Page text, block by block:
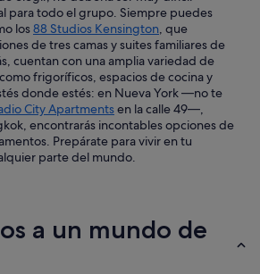
para todo el grupo. Siempre puedes
los88 Studios Kensington, que
de tres camas y suites familiares de
cuentan con una amplia variedad de
frigoríficos, espacios de cocina y
donde estés: en Nueva York —no te
City Apartmentsen la calle 49—,
encontrarás incontables opciones de
Prepárate para vivir en tu
parte del mundo.
a un mundo de